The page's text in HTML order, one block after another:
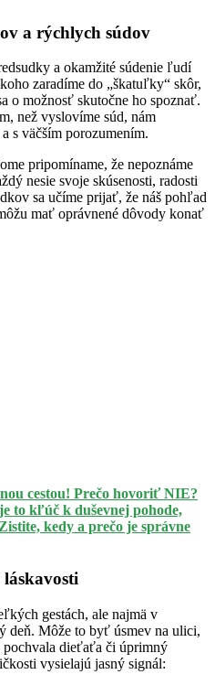
a rýchlych súdov
a okamžité súdenie ľudí
zaradíme do „škatuľky“ skôr,
o možnosť skutočne ho spoznať.
než vyslovíme súd, nám
s väčším porozumením.
pripomíname, že nepoznáme
nesie svoje skúsenosti, radosti
sa učíme prijať, že náš pohľad
mať oprávnené dôvody konať
cestou! Prečo hovoriť NIE?
to kľúč k duševnej pohode,
kedy a prečo je správne
gestách, ale najmä v
deň. Môže to byť úsmev na ulici,
dieťaťa či úprimný
vysielajú jasný signál: